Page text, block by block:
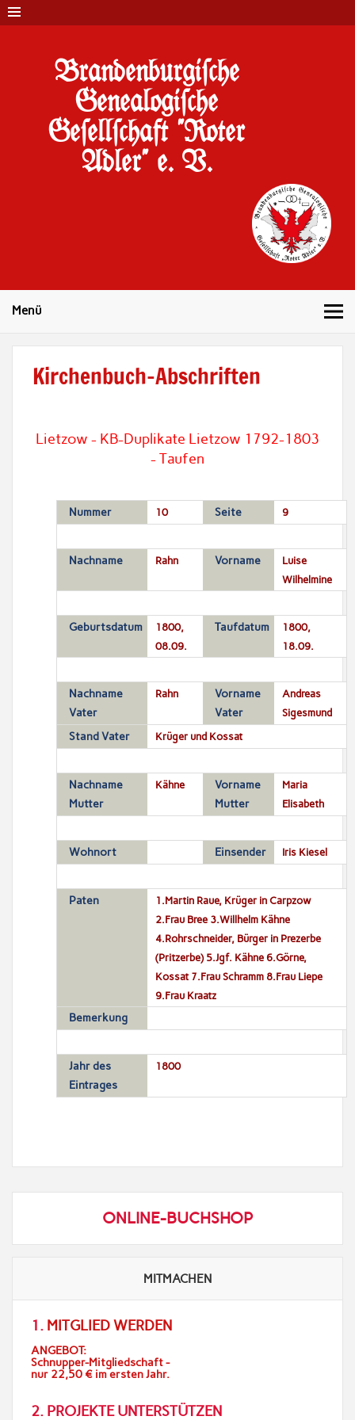
Brandenburgi#che
Genealogi#che
Ge#ell#chaft "Roter
Adler" e. V.
Menü
Kirchenbuch-Abschriften
Lietzow - KB-Duplikate Lietzow 1792-1803
- Taufen
Nummer 10 Seite 9
Nachname Rahn Vorname
Luise
Wilhelmine
Geburtsdatum
1800,
08.09.
Taufdatum
1800,
18.09.
Nachname
Vater
Rahn
Vorname
Vater
Andreas
Sigesmund
Stand Vater Krüger und Kossat
Nachname
Mutter
Kähne
Vorname
Mutter
Maria
Elisabeth
Wohnort Einsender Iris Kiesel
Paten
1.Martin Raue, Krüger in Carpzow
2.Frau Bree 3.Willhelm Kähne
4.Rohrschneider, Bürger in Prezerbe
(Pritzerbe) 5.Jgf. Kähne 6.Görne,
Kossat 7.Frau Schramm 8.Frau Liepe
9.Frau Kraatz
Bemerkung
Jahr des
Eintrages
1800
ONLINE-BUCHSHOP
MITMACHEN
1. MITGLIED WERDEN
ANGEBOT:
Schnupper-Mitgliedschaft -
nur 22,50 € im ersten Jahr.
2. PROJEKTE UNTERSTÜTZEN